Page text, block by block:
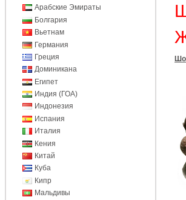
Арабские Эмираты
Болгария
Вьетнам
Германия
Греция
Доминикана
Египет
Индия (ГОА)
Индонезия
Испания
Италия
Кения
Китай
Куба
Кипр
Мальдивы